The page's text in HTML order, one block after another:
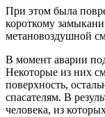
При этом была
короткому
метановоздушной
В момент аварии
Некоторые из них
поверхность,
спасателям. В
человека, из